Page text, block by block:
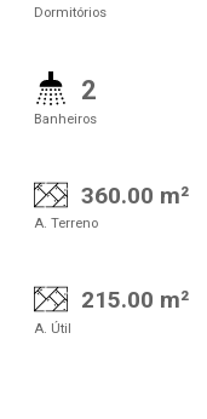
Dormitórios
2
Banheiros
360.00 m²
A. Terreno
215.00 m²
A. Útil